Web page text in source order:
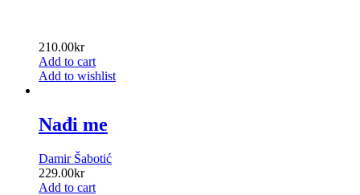
210.00kr
Add to cart
Add to wishlist
Nađi me
Damir Šabotić
229.00kr
Add to cart